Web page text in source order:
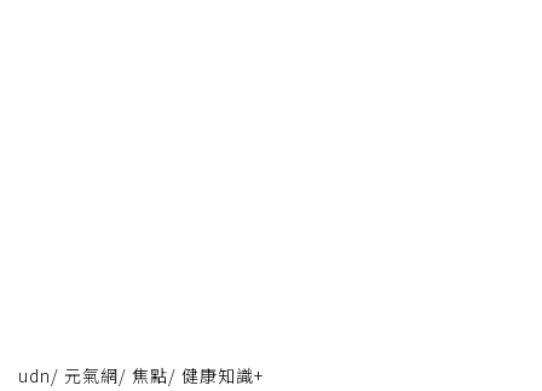
udn/ 元氣網/ 焦點/ 健康知識+